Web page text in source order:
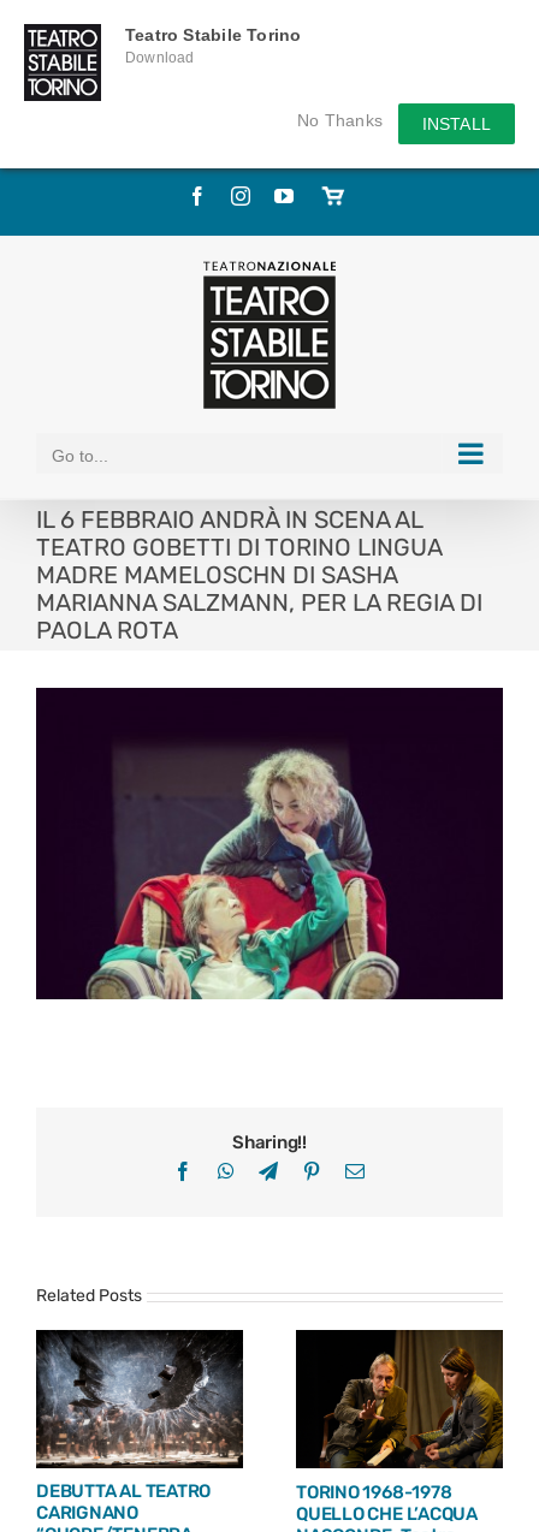
Teatro Stabile Torino
Download
No Thanks INSTALL
Skip
FacebookInstagramYouTube
Store
Go to...
IL 6 FEBBRAIO ANDRÀ IN SCENA AL
TEATRO GOBETTI DI TORINO LINGUA
MADRE MAMELOSCHN DI SASHA
MARIANNA SALZMANN, PER LA REGIA DI
PAOLA ROTA
Sharing!!
FacebookWhatsApp
TelegramPinterestEmail
Related Posts
DEBUTTA AL TEATRO
CARIGNANO
TORINO 1968-1978
QUELLO CHE L’ACQUA